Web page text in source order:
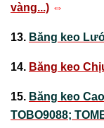
vàng...) ⇔
13. Băng keo
14. Băng keo
15. Băng keo
TOBO9088;